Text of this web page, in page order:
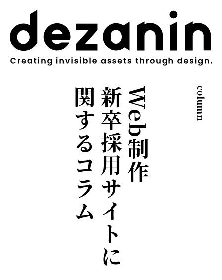
世界が求める本質は、地方にのみ宿る。
Web制作や
新卒採用サイトに
関するコラム column